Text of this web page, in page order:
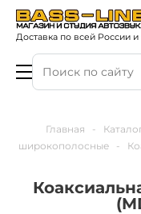
Доставка по всей России
Главная -
широкополосные
-